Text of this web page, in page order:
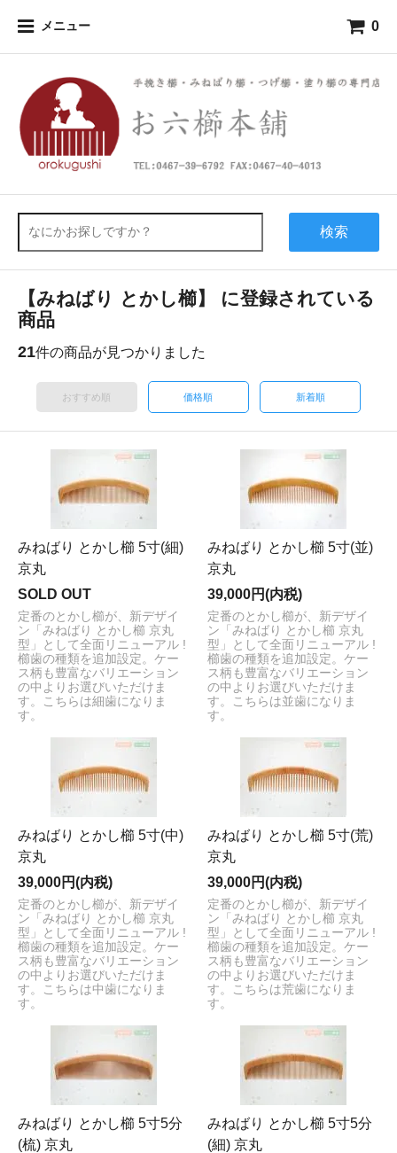
メニュー 0
検索
【みねばり とかし櫛】 に登録されている
商品
21件の商品が見つかりました
おすすめ順 価格順 新着順
みねばり とかし櫛 5寸(細)
京丸
SOLD OUT
定番のとかし櫛が、新デザイ
ン「みねばり とかし櫛 京丸
型」として全面リニューアル !
櫛歯の種類を追加設定。ケー
ス柄も豊富なバリエーション
の中よりお選びいただけま
す。こちらは細歯になりま
す。
みねばり とかし櫛 5寸(並)
京丸
39,000円(内税)
定番のとかし櫛が、新デザイ
ン「みねばり とかし櫛 京丸
型」として全面リニューアル !
櫛歯の種類を追加設定。ケー
ス柄も豊富なバリエーション
の中よりお選びいただけま
す。こちらは並歯になりま
す。
みねばり とかし櫛 5寸(中)
京丸
39,000円(内税)
定番のとかし櫛が、新デザイ
ン「みねばり とかし櫛 京丸
型」として全面リニューアル !
櫛歯の種類を追加設定。ケー
ス柄も豊富なバリエーション
の中よりお選びいただけま
す。こちらは中歯になりま
す。
みねばり とかし櫛 5寸(荒)
京丸
39,000円(内税)
定番のとかし櫛が、新デザイ
ン「みねばり とかし櫛 京丸
型」として全面リニューアル !
櫛歯の種類を追加設定。ケー
ス柄も豊富なバリエーション
の中よりお選びいただけま
す。こちらは荒歯になりま
す。
みねばり とかし櫛 5寸5分
(梳) 京丸
みねばり とかし櫛 5寸5分
(細) 京丸